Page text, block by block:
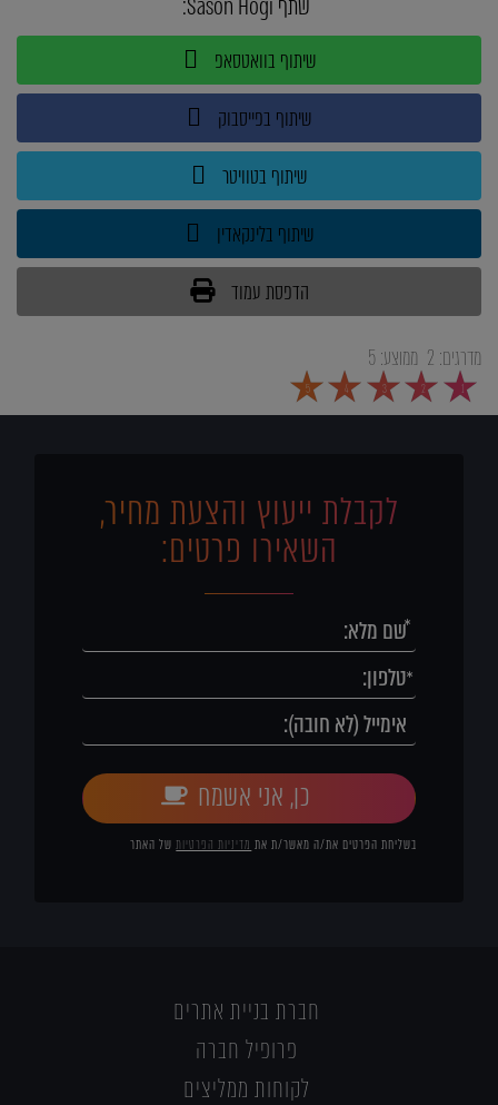
שיתוף בוואטסאפ
שיתוף בפייסבוק
שיתוף בטוויטר
שיתוף בלינקאדין
הדפסת עמוד
מדרגים: 2 ממוצע:5
1
2
3
4
5
לקבלת ייעוץ והצעת מחיר,
השאירו פרטים:
כן, אני אשמח
בשליחת הפרטים את/ה מאשר/ת את מדיניות הפרטיותשל האתר
חברת בניית אתרים
פרופיל חברה
לקוחות ממליצים